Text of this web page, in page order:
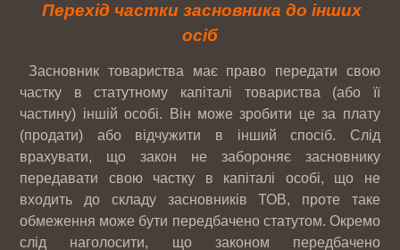
Перехід частки засновника до інших
осіб
Засновник товариства має право передати свою
частку в статутному капіталі товариства (або її
частину) іншій особі. Він може зробити це за плату
(продати) або відчужити в інший спосіб. Слід
врахувати, що закон не забороняє засновнику
передавати свою частку в капіталі особі, що не
входить до складу засновників ТОВ, проте таке
обмеження може бути передбачено статутом. Окремо
слід наголосити, що законом передбачено